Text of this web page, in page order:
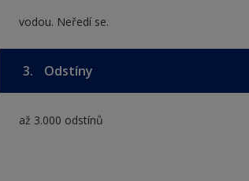
vodou. Neředí se.
3. Odstíny
až 3.000 odstínů